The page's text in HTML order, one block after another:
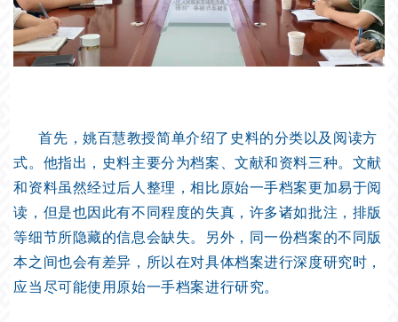
首先，姚百慧教授简单介绍了史料的分类以及阅读方
式。他指出，史料主要分为档案、文献和资料三种。文献
和资料虽然经过后人整理，相比原始一手档案更加易于阅
读，但是也因此有不同程度的失真，许多诸如批注，排版
等细节所隐藏的信息会缺失。另外，同一份档案的不同版
本之间也会有差异，所以在对具体档案进行深度研究时，
应当尽可能使用原始一手档案进行研究。